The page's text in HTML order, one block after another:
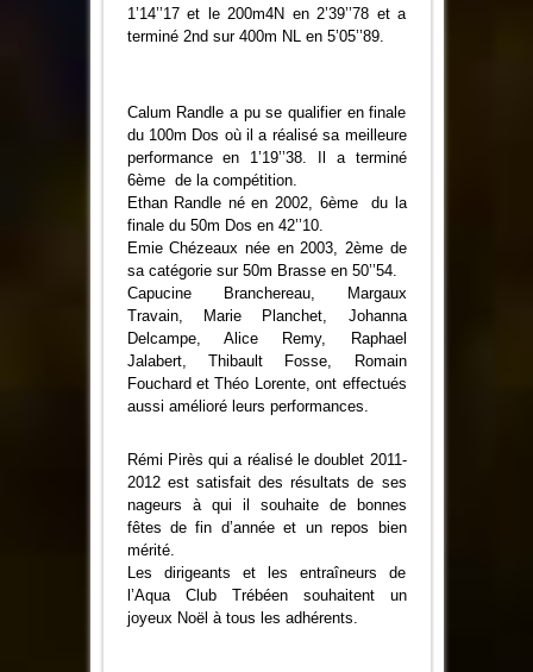
1’14’’17 et le 200m4N en 2’39’’78 et a
terminé 2nd sur 400m NL en 5’05’’89.
Calum Randle a pu se qualifier en finale
du 100m Dos où il a réalisé sa meilleure
performance en 1’19’’38. Il a terminé
6ème de la compétition.
Ethan Randle né en 2002, 6ème du la
finale du 50m Dos en 42’’10.
Emie Chézeaux née en 2003, 2ème de
sa catégorie sur 50m Brasse en 50’’54.
Capucine Branchereau, Margaux
Travain, Marie Planchet, Johanna
Delcampe, Alice Remy, Raphael
Jalabert, Thibault Fosse, Romain
Fouchard et Théo Lorente, ont effectués
aussi amélioré leurs performances.
Rémi Pirès qui a réalisé le doublet 2011-
2012 est satisfait des résultats de ses
nageurs à qui il souhaite de bonnes
fêtes de fin d’année et un repos bien
mérité.
Les dirigeants et les entraîneurs de
l’Aqua Club Trébéen souhaitent un
joyeux Noël à tous les adhérents.